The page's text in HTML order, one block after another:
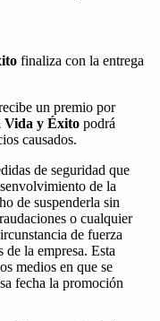
finaliza con la entrega
un premio por
Vida y Éxito podrá
causados.
de seguridad que
de la
de suspenderla sin
o cualquier
de fuerza
de la empresa. Esta
medios en que se
fecha la promoción